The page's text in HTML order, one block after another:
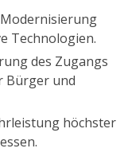
Technologien.
des Zugangs
Bürger und
höchster